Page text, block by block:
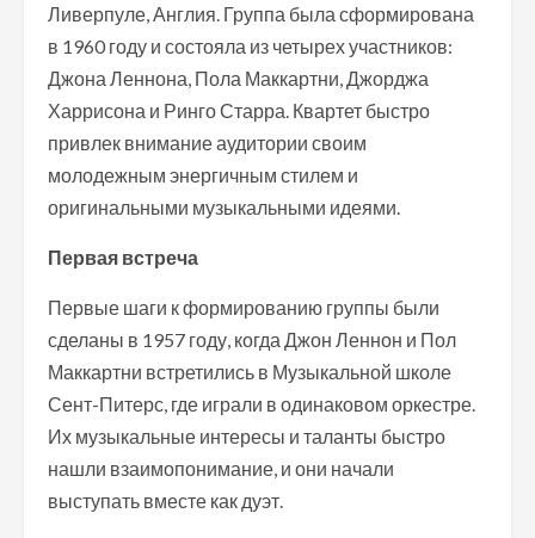
Ливерпуле, Англия. Группа была сформирована
в 1960 году и состояла из четырех участников:
Джона Леннона, Пола Маккартни, Джорджа
Харрисона и Ринго Старра. Квартет быстро
привлек внимание аудитории своим
молодежным энергичным стилем и
оригинальными музыкальными идеями.
Первая встреча
Первые шаги к формированию группы были
сделаны в 1957 году, когда Джон Леннон и Пол
Маккартни встретились в Музыкальной школе
Сент-Питерс, где играли в одинаковом оркестре.
Их музыкальные интересы и таланты быстро
нашли взаимопонимание, и они начали
выступать вместе как дуэт.